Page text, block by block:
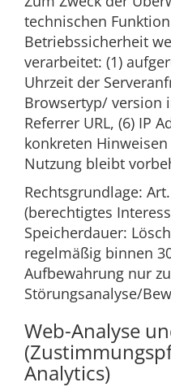
technischen
Betriebssicherheit
verarbeitet: (1)
Uhrzeit der
Browsertyp/ version
Referrer URL, (6) IP
konkreten
Nutzung bleibt
Rechtsgrundlage:
(berechtigtes
Speicherdauer:
regelmäßig binnen
Aufbewahrung nur
Störungsanalyse/
Web-Analyse
Analytics)